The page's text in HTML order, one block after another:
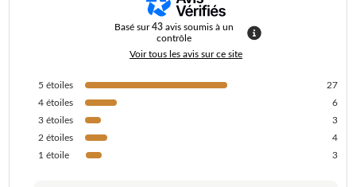
Basé sur43 avis soumis à un
contrôle
Voir tous les avis sur ce site
5 étoiles
27
4 étoiles
6
3 étoiles
3
2 étoiles
4
1 étoile 3